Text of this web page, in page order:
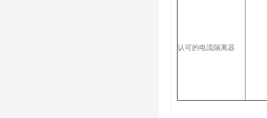
认可的电流隔离器